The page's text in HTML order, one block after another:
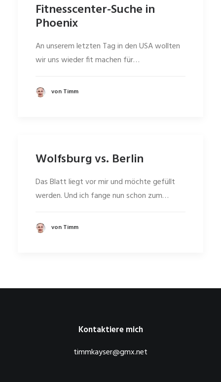
Fitnesscenter-Suche in
Phoenix
An unserem letzten Tag in den USA wollten
wir uns wieder fit machen für…
von Timm
Wolfsburg vs. Berlin
Das Blatt liegt vor mir und möchte gefüllt
werden. Und ich fange nun schon zum…
von Timm
Kontaktiere mich
timmkayser@gmx.net